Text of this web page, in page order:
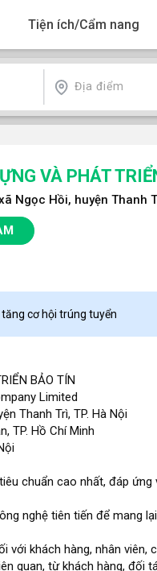
Tiện ích/Cẩm nang
Địa điểm
VÀ PHÁT
Ngọc Hồi, huyện Thanh
cơ hội trúng tuyển
BẢO TÍN
Limited
Thanh Trì, TP. Hà Nội
TP. Hồ Chí Minh
chuẩn cao nhất, đáp
nghệ tiên tiến để mang
với khách hàng, nhân viên,
quan, từ khách hàng, đối